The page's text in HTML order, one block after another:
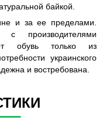
байкой.
и за ее пределами.
с производителями
обувь только из
украинского
и востребована.